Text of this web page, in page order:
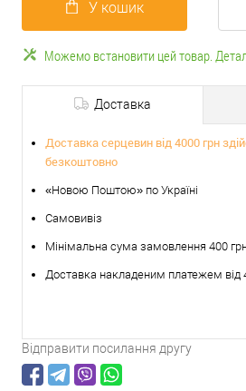
У кошик
Можемо встановити цей товар.
Доставка
Доставка серцевин від 4000 грн
безкоштовно
«Новою Поштою» по Україні
Самовивіз
Мінімальна сума замовлення 400
Доставка накладеним платежем від
Відправити посилання другу